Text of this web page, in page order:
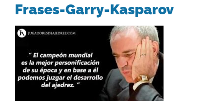
Frases-Garry-Kasparov